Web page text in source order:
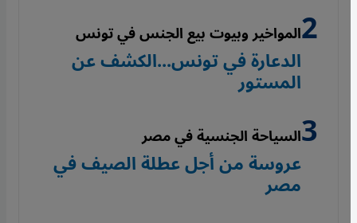
المواخير وبيوت بيع الجنس في تونس
الدعارة في تونس...الكشف عن
المستور
السياحة الجنسية في مصر
عروسة من أجل عطلة الصيف في
مصر